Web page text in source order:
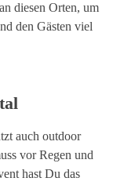
diesen Orten, um
den Gästen viel
auch outdoor
vor Regen und
hast Du das